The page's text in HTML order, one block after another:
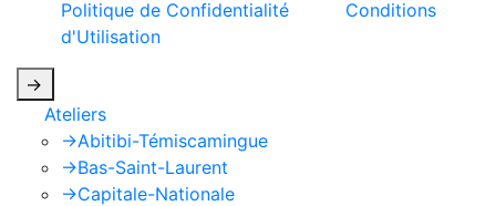
Politique de Confidentialité
Conditions
d'Utilisation
->
Ateliers
->Abitibi-Témiscamingue
->Bas-Saint-Laurent
->Capitale-Nationale